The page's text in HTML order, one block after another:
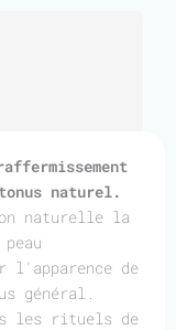
naturel.
naturelle la
l'apparence de
général.
les rituels de